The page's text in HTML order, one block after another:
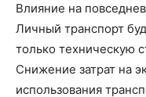
Влияние на
Личный транспорт
только техническую
Снижение затрат на
использования